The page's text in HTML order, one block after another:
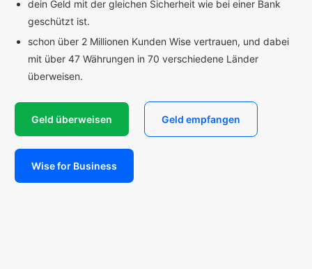
dein Geld mit der gleichen Sicherheit wie bei einer Bank
geschützt ist.
schon über 2 Millionen Kunden Wise vertrauen, und dabei
mit über 47 Währungen in 70 verschiedene Länder
überweisen.
Geld überweisen Geld empfangen
Wise for Business